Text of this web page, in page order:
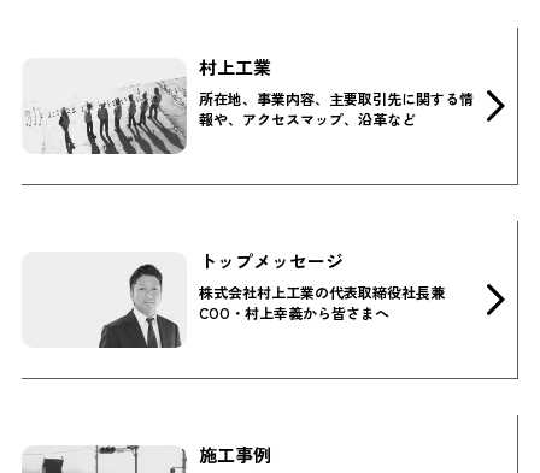
村上工業
所在地、事業内容、主要取引先に関する情
報や、アクセスマップ、沿革など
トップメッセージ
株式会社村上工業の代表取締役社長兼
COO・村上幸義から皆さまへ
施工事例